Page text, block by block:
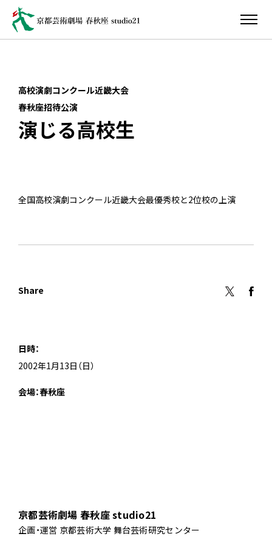
高校演劇コンクール近畿大会
春秋座招待公演
演じる高校生
全国高校演劇コンクール近畿大会最優秀校と2位校の上演
Share
日時：
2002年1月13日（日）
会場：春秋座
京都芸術劇場 春秋座 studio21
企画・運営 京都芸術大学 舞台芸術研究センター